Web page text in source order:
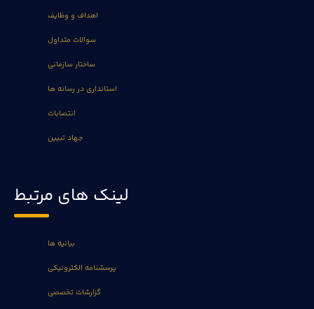
اهداف و وظایف
سوالات متداول
ساختار سازمانی
استانداری در رسانه ها
انتصابات
جهاد تبیین
لینک های مرتبط
بیانیه ها
پرسشنامه الکترونیکی
گزارشات تخصصی